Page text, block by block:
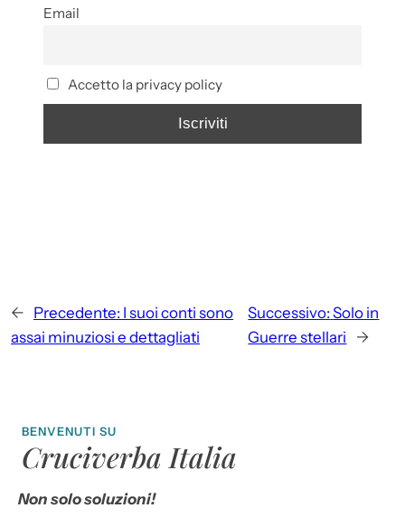
Email
Accetto la privacy policy
← Precedente: I suoi conti sono
assai minuziosi e dettagliati
Successivo: Solo in
Guerre stellari
→
BENVENUTI SU
Cruciverba Italia
Non solo soluzioni!